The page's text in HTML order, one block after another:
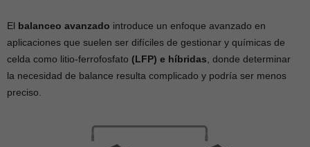
El balanceo avanzado introduce un enfoque avanzado en
aplicaciones que suelen ser difíciles de gestionar y químicas de
celda como litio-ferrofosfato (LFP) e híbridas , donde determinar
la necesidad de balance resulta complicado y podría ser menos
preciso.